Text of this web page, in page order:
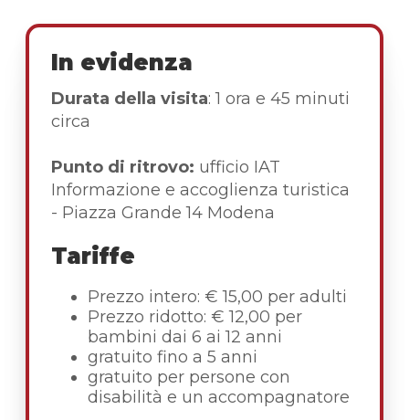
In evidenza
Durata della visita: 1 ora e 45 minuti
circa
Punto di ritrovo: ufficio IAT
Informazione e accoglienza turistica
- Piazza Grande 14 Modena
Tariffe
Prezzo intero: € 15,00 per adulti
Prezzo ridotto: € 12,00 per
bambini dai 6 ai 12 anni
gratuito fino a 5 anni
gratuito per persone con
disabilità e un accompagnatore